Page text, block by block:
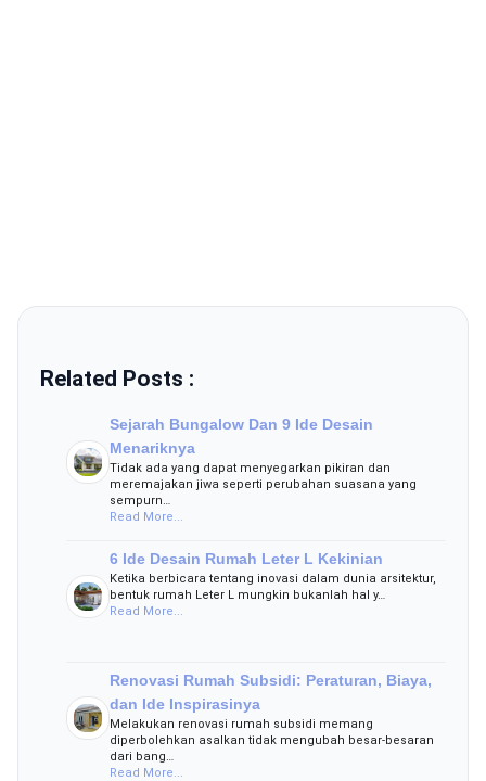
Related Posts :
Sejarah Bungalow Dan 9 Ide Desain
Menariknya
Tidak ada yang dapat menyegarkan pikiran dan
meremajakan jiwa seperti perubahan suasana yang
sempurn…
Read More...
6 Ide Desain Rumah Leter L Kekinian
Ketika berbicara tentang inovasi dalam dunia arsitektur,
bentuk rumah Leter L mungkin bukanlah hal y…
Read More...
Renovasi Rumah Subsidi: Peraturan, Biaya,
dan Ide Inspirasinya
Melakukan renovasi rumah subsidi memang
diperbolehkan asalkan tidak mengubah besar-besaran
dari bang…
Read More...